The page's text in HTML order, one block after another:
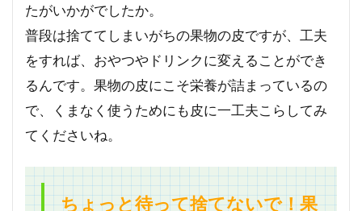
たがいかがでしたか。
普段は捨ててしまいがちの果物の皮ですが、工夫
をすれば、おやつやドリンクに変えることができ
るんです。果物の皮にこそ栄養が詰まっているの
で、くまなく使うためにも皮に一工夫こらしてみ
てくださいね。
ちょっと待って捨てないで！果